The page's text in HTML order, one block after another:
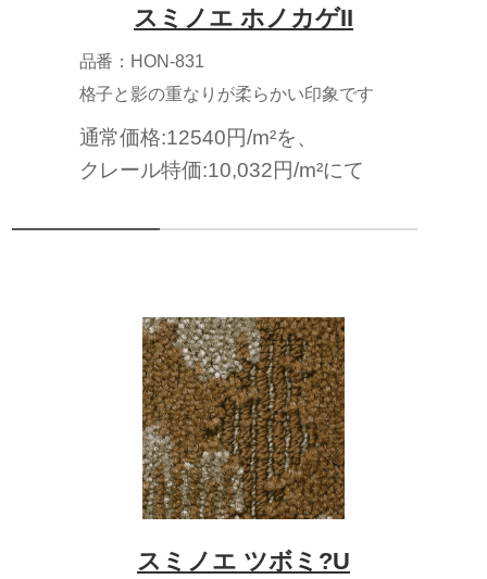
スミノエ ホノカゲII
品番：HON-831
格子と影の重なりが柔らかい印象です
通常価格:12540円/m²を、
クレール特価:10,032円/m²にて
スミノエ ツボミ?U